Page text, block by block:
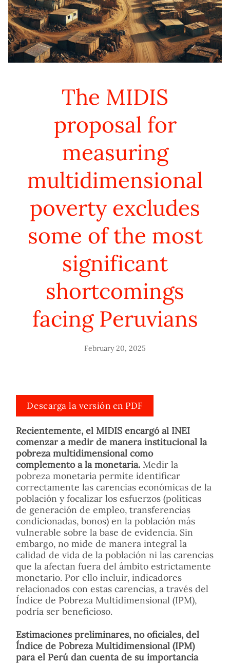
The MIDIS
proposal for
measuring
multidimensional
poverty excludes
some of the most
significant
shortcomings
facing Peruvians
February 20, 2025
Descarga la versión en PDF
Recientemente, el MIDIS encargó al INEI
comenzar a medir de manera institucional la
pobreza multidimensional como
complemento a la monetaria. Medir la
pobreza monetaria permite identificar
correctamente las carencias económicas de la
población y focalizar los esfuerzos (políticas
de generación de empleo, transferencias
condicionadas, bonos) en la población más
vulnerable sobre la base de evidencia. Sin
embargo, no mide de manera integral la
calidad de vida de la población ni las carencias
que la afectan fuera del ámbito estrictamente
monetario. Por ello incluir, indicadores
relacionados con estas carencias, a través del
Índice de Pobreza Multidimensional (IPM),
podría ser beneficioso.
Estimaciones preliminares, no oficiales, del
Índice de Pobreza Multidimensional (IPM)
para el Perú dan cuenta de su importancia